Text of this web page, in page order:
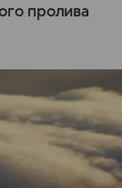
пролива